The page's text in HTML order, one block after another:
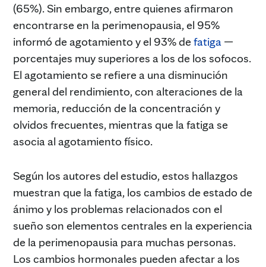
(65%). Sin embargo, entre quienes afirmaron
encontrarse en la perimenopausia, el 95%
informó de agotamiento y el 93% defatiga —
porcentajes muy superiores a los de los sofocos.
El agotamiento se refiere a una disminución
general del rendimiento, con alteraciones de la
memoria, reducción de la concentración y
olvidos frecuentes, mientras que la fatiga se
asocia al agotamiento físico.
Según los autores del estudio, estos hallazgos
muestran que la fatiga, los cambios de estado de
ánimo y los problemas relacionados con el
sueño son elementos centrales en la experiencia
de la perimenopausia para muchas personas.
Los cambios hormonales pueden afectar a los